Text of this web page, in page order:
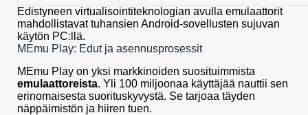
Edistyneen virtualisointiteknologian avulla emulaattorit
mahdollistavat tuhansien Android-sovellusten sujuvan
käytön PC:llä.
MEmu Play: Edut ja asennusprosessit
MEmu Play on yksi markkinoiden suosituimmista
emulaattoreista. Yli 100 miljoonaa käyttäjää nauttii sen
erinomaisesta suorituskyvystä. Se tarjoaa täyden
näppäimistön ja hiiren tuen.